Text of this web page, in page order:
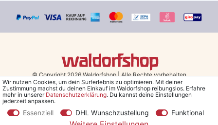
© Copyright 2026 Waldorfshop|Alle Rechte vorbehalten.
Bestellungen mit Prio Versand bis 13 Uhr, garantierter Versand am
*Kostenlose Lieferung in Deutschland und Österreich ab 79 €.
Wir nutzen Cookies, um dein Surferlebnis zu optimieren. Mit deiner
Zustimmung machst du deinen Einkauf im Waldorfshop reibungslos. Erfahre
mehr in unserer Daten­schutz­erklärung. Du kannst deine Einstellungen
jederzeit anpassen.
Essenziell DHL Wunschzustellung Funktional